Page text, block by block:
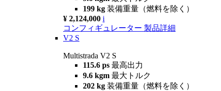
199 kg 装備重量（燃料を除く）
¥ 2,124,000 i
コンフィギュレーター 製品詳細
V2 S
Multistrada V2 S
115.6 ps 最高出力
9.6 kgm 最大トルク
202 kg 装備重量（燃料を除く）